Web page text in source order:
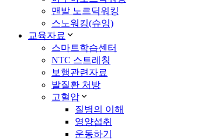
맨발 노르딕워킹
스노워킹(슈잉)
교육자료
스마트학습센터
NTC 스트레칭
보행관련자료
발질환 처방
고혈압
질병의 이해
영양섭취
운동하기